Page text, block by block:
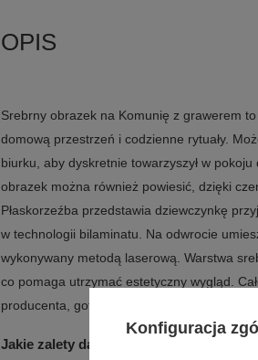
Srebrny obrazek na Komunię z grawerem
domową przestrzeń i codzienne rytuały.
biurku, aby dyskretnie towarzyszył w
obrazek można również powiesić, dzięki
Płaskorzeźba przedstawia dziewczynkę
w technologii bilaminatu. Na odwrocie
wykonywany metodą laserową. Warstwa
co pomaga utrzymać estetyczny wygląd.
producenta, gotową do eleganckiego
Jakie zalety daje ten obrazek na
Konfiguracja